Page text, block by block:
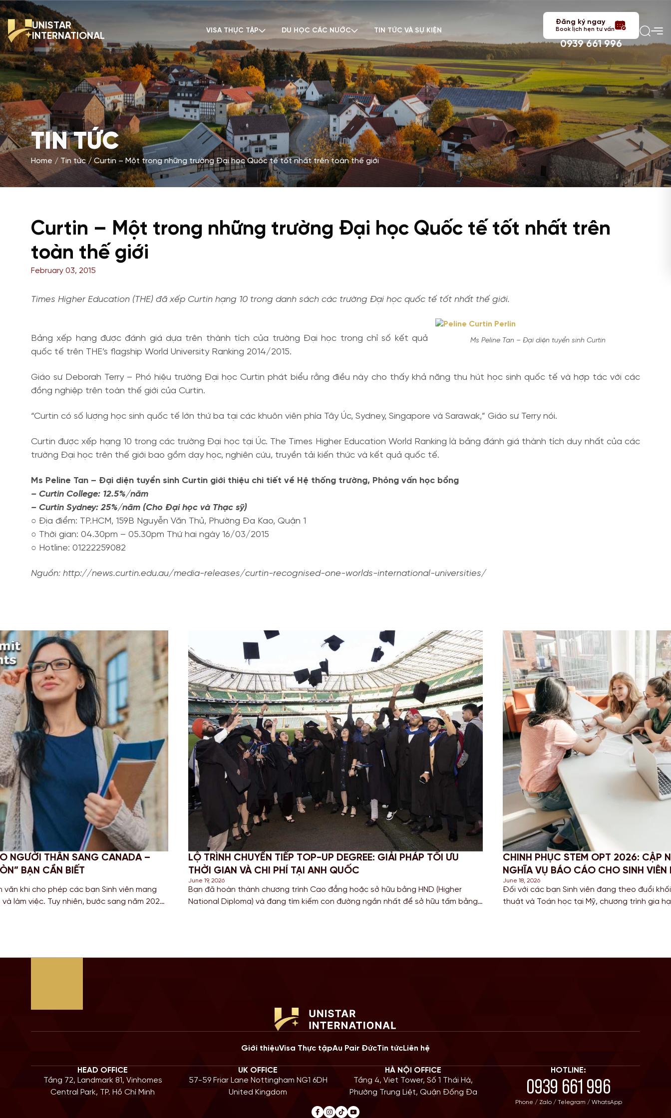
UNISTAR
INTERNATIONAL
VISA THỰC TẬP DU HỌC CÁC NƯỚC TIN TỨC VÀ SỰ KIỆN
Đăng ký ngay
Book lịch hẹn tư vấn
0939 661 996
TIN TỨC
Home Tin tức Curtin – Một trong những trường Đại học Quốc tế tốt nhất trên toàn thế giới
Curtin – Một trong những trường Đại học Quốc tế tốt nhất trên
toàn thế giới
February 03, 2015
Times Higher Education (THE) đã xếp Curtin hạng 10 trong danh sách các trường Đại học quốc tế tốt nhất thế giới.
Ms Peline Tan – Đại diện tuyển sinh Curtin
Bảng xếp hạng được đánh giá dựa trên thành tích của trường Đại học trong chỉ số kết quả
quốc tế trên THE’s flagship World University Ranking 2014/2015.
Giáo sư Deborah Terry – Phó hiệu trường Đại học Curtin phát biểu rằng điều này cho thấy khả năng thu hút học sinh quốc tế và hợp tác với các
đồng nghiệp trên toàn thế giới của Curtin.
“Curtin có số lượng học sinh quốc tế lớn thứ ba tại các khuôn viên phía Tây Úc, Sydney, Singapore và Sarawak,” Giáo sư Terry nói.
Curtin được xếp hạng 10 trong các trường Đại học tại Úc. The Times Higher Education World Ranking là bảng đánh giá thành tích duy nhất của các
trường Đại học trên thế giới bao gồm dạy học, nghiên cứu, truyền tải kiến thức và kết quả quốc tế.
Ms Peline Tan – Đại diện tuyển sinh Curtin giới thiệu chi tiết về Hệ thống trường, Phỏng vấn học bổng
– Curtin College: 12.5%/năm
– Curtin Sydney: 25%/năm (Cho Đại học và Thạc sỹ)
○ Địa điểm: TP.HCM, 159B Nguyễn Văn Thủ, Phường Đa Kao, Quận 1
○ Thời gian: 04.30pm – 05.30pm Thứ hai ngày 16/03/2015
○ Hotline: 01222259082
Nguồn: http://news.curtin.edu.au/media-releases/curtin-recognised-one-worlds-international-universities/
UP DEGREE: GIẢI PHÁP TỐI ƯU
QUỐC
đẳng hoặc sở hữu bằng HND (Higher
con đường ngắn nhất để sở hữu tấm bằng
CHINH PHỤC STEM OPT 2026: CẬP NHẬT QUY ĐỊNH MỚI VÀ
NGHĨA VỤ BÁO CÁO CHO SINH VIÊN MỸ
June 18, 2026
Đối với các bạn Sinh viên đang theo đuổi khối ngành Khoa học, Công nghệ, Kỹ
thuật và Toán học tại Mỹ, chương trình gia hạn STEM OPT không chỉ là cơ hội
PROFESSIONAL YEAR (PY) LÀ GÌ?
VÀNG ĐỂ CỘNG ĐIỂM ĐỊNH CƯ ÚC
June 16, 2026
Trong bối cảnh cuộc đua giành tấm thẻ
nên khốc liệt vào năm 2026, các bạn Sinh
Giới thiệuVisa Thực tậpAu Pair ĐứcTin tứcLiên hệ
HEAD OFFICE
Tầng 72, Landmark 81, Vinhomes
Central Park, TP. Hồ Chí Minh
UK OFFICE
57-59 Friar Lane Nottingham NG1 6DH
United Kingdom
HÀ NỘI OFFICE
Tầng 4, Viet Tower, Số 1 Thái Hà,
Phường Trung Liệt, Quận Đống Đa
HOTLINE:
0939 661 996
Phone / Zalo / Telegram / WhatsApp